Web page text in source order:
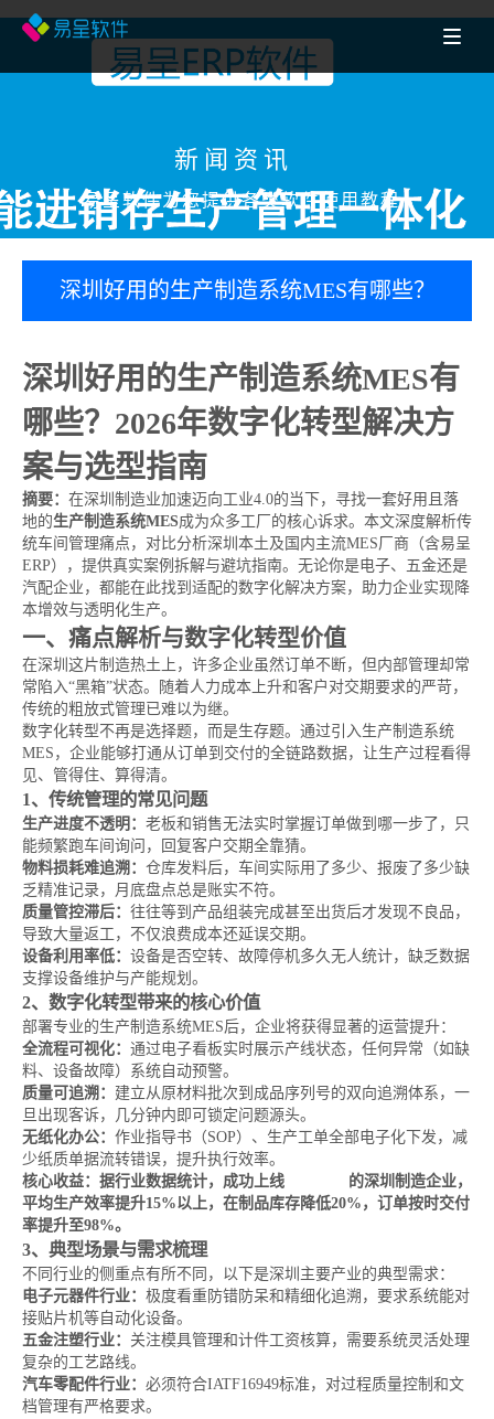
新闻资讯
易呈软件为您提供各类软件使用教程
深圳好用的生产制造系统MES有哪些？
深圳好用的生产制造系统MES有
哪些？2026年数字化转型解决方
案与选型指南
摘要： 在深圳制造业加速迈向工业4.0的当下，寻找一套好用且落
地的生产制造系统MES成为众多工厂的核心诉求。本文深度解析传
统车间管理痛点，对比分析深圳本土及国内主流MES厂商（含易呈
ERP），提供真实案例拆解与避坑指南。无论你是电子、五金还是
汽配企业，都能在此找到适配的数字化解决方案，助力企业实现降
本增效与透明化生产。
一、痛点解析与数字化转型价值
在深圳这片制造热土上，许多企业虽然订单不断，但内部管理却常
常陷入“黑箱”状态。随着人力成本上升和客户对交期要求的严苛，
传统的粗放式管理已难以为继。
数字化转型不再是选择题，而是生存题。通过引入生产制造系统
MES，企业能够打通从订单到交付的全链路数据，让生产过程看得
见、管得住、算得清。
1、传统管理的常见问题
生产进度不透明： 老板和销售无法实时掌握订单做到哪一步了，只
能频繁跑车间询问，回复客户交期全靠猜。
物料损耗难追溯： 仓库发料后，车间实际用了多少、报废了多少缺
乏精准记录，月底盘点总是账实不符。
质量管控滞后： 往往等到产品组装完成甚至出货后才发现不良品，
导致大量返工，不仅浪费成本还延误交期。
设备利用率低： 设备是否空转、故障停机多久无人统计，缺乏数据
支撑设备维护与产能规划。
2、数字化转型带来的核心价值
部署专业的生产制造系统MES后，企业将获得显著的运营提升：
全流程可视化： 通过电子看板实时展示产线状态，任何异常（如缺
料、设备故障）系统自动预警。
质量可追溯： 建立从原材料批次到成品序列号的双向追溯体系，一
旦出现客诉，几分钟内即可锁定问题源头。
无纸化办公： 作业指导书（SOP）、生产工单全部电子化下发，减
少纸质单据流转错误，提升执行效率。
核心收益：据行业数据统计，成功上线
的深圳制造企业，
平均生产效率提升15%以上，在制品库存降低20%，订单按时交付
率提升至98%。
3、典型场景与需求梳理
不同行业的侧重点有所不同，以下是深圳主要产业的典型需求：
电子元器件行业： 极度看重防错防呆和精细化追溯，要求系统能对
接贴片机等自动化设备。
五金注塑行业： 关注模具管理和计件工资核算，需要系统灵活处理
复杂的工艺路线。
汽车零配件行业： 必须符合IATF16949标准，对过程质量控制和文
档管理有严格要求。